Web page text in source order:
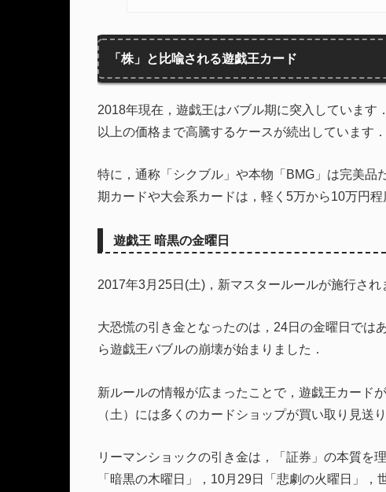
「株」と比喩される遊戯王カード
2018年現在，遊戯王はバブル期に突入していま
以上の価格まで高騰するケースが続出しています．
特に，通称「シクブル」や本物「BMG」は完美
期カードや大会系カードは，軽く5万から10万円
遊戯王 暗黒の金曜日
2017年3月25日(土)，新マスタールールが施行され
大恐慌の引き金となったのは，24日の金曜日では
ら遊戯王バブルの崩壊が始まりました．
新ルールの情報が広まったことで，遊戯王カード
（土）には多くのカードショップが買い取り見送
リーマンショックの引き金は，「証券」の本質を
「暗黒の木曜日」，10月29日「悲劇の火曜日」